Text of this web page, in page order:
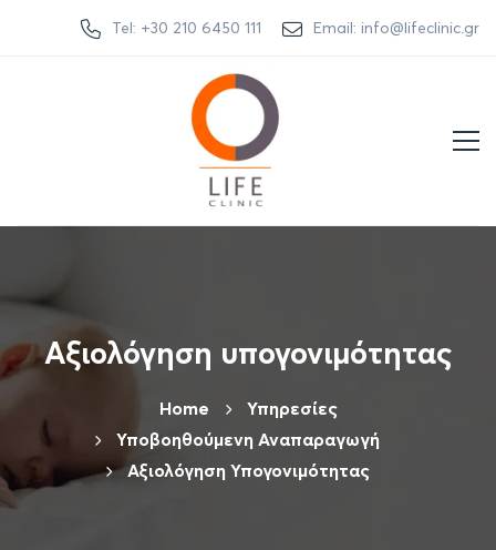
Tel: +30 210 6450 111 Email: info@lifeclinic.gr
Αξιολόγηση υπογονιμότητας
Home
Υπηρεσίες
Υποβοηθούμενη Αναπαραγωγή
Αξιολόγηση Υπογονιμότητας